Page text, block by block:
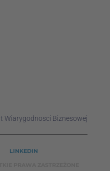
LINKEDIN